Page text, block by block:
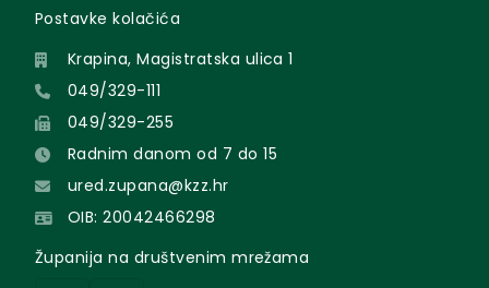
Postavke kolačića
Krapina, Magistratska ulica 1
049/329-111
049/329-255
Radnim danom od 7 do 15
ured.zupana@kzz.hr
OIB: 20042466298
Županija na društvenim mrežama